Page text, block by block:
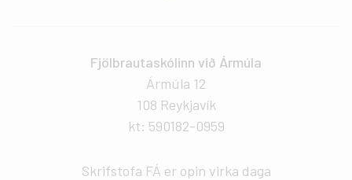
Fjölbrautaskólinn við Ármúla
Ármúla 12
108 Reykjavík
kt: 590182-0959
Skrifstofa FÁ er opin virka daga